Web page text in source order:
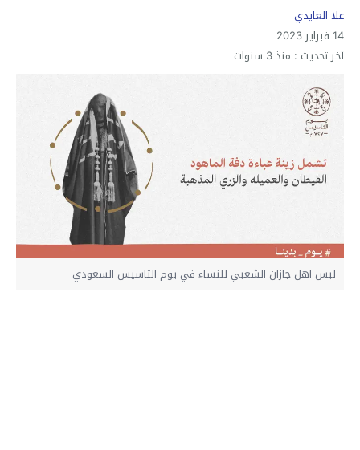
علا العايدي
14 فبراير 2023
آخر تحديث : منذ 3 سنوات
لبس اهل جازان الشعبي للنساء في يوم التاسيس السعودي